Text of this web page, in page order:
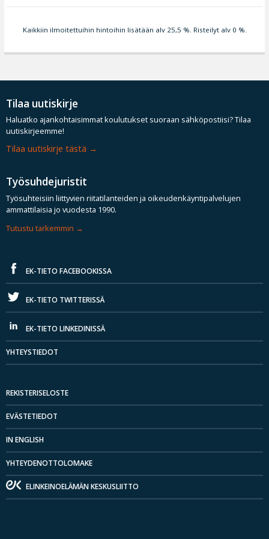
Kaikkiin ilmoitettuihin hintoihin lisätään alv 25,5 %. Risteilyt alv 0 %.
Tilaa uutiskirje
Haluatko ajankohtaisimmat koulutukset suoraan sähköpostiisi? Tilaa
uutiskirjeemme!
Tilaa uutiskirje tästä
Työsuhdejuristit
Työsuhteisiin liittyvien riitatilanteiden ja oikeudenkäyntipalvelujen
ammattilaisia jo vuodesta 1990.
Tutustu tarkemmin
EK-TIETO FACEBOOKISSA
EK-TIETO TWITTERISSÄ
EK-TIETO LINKEDINISSÄ
YHTEYSTIEDOT
REKISTERISELOSTE
EVÄSTETIEDOT
IN ENGLISH
YHTEYDENOTTOLOMAKE
ELINKEINOELÄMÄN KESKUSLIITTO